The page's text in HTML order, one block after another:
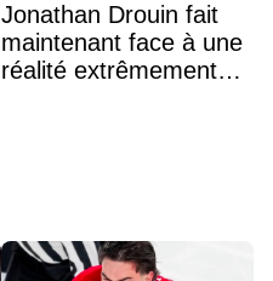
Jonathan Drouin fait
maintenant face à une
réalité extrêmement